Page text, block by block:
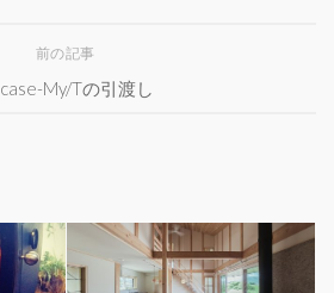
前の記事
case-My/Tの引渡し